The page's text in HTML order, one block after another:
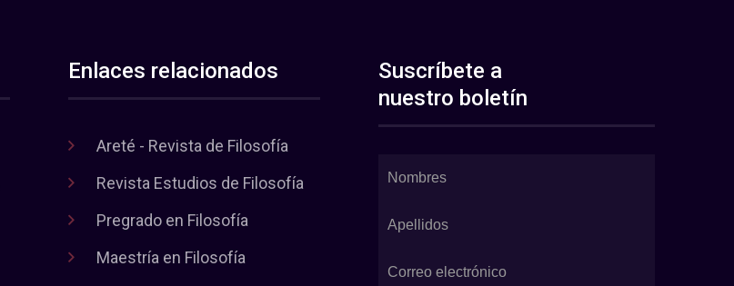
Enlaces relacionados
Areté - Revista de Filosofía
Revista Estudios de Filosofía
Pregrado en Filosofía
Maestría en Filosofía
Suscríbete a
nuestro boletín